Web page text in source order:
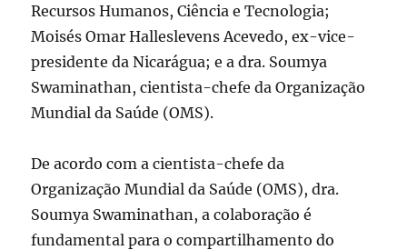
Recursos Humanos, Ciência e Tecnologia;
Moisés Omar Halleslevens Acevedo, ex-vice-
presidente da Nicarágua; e a dra. Soumya
Swaminathan, cientista-chefe da Organização
Mundial da Saúde (OMS).
De acordo com a cientista-chefe da
Organização Mundial da Saúde (OMS), dra.
Soumya Swaminathan, a colaboração é
fundamental para o compartilhamento do